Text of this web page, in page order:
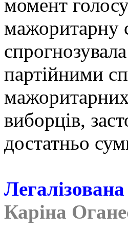
момент
мажоритарну
партійними
виборців,
достатньо
Каріна